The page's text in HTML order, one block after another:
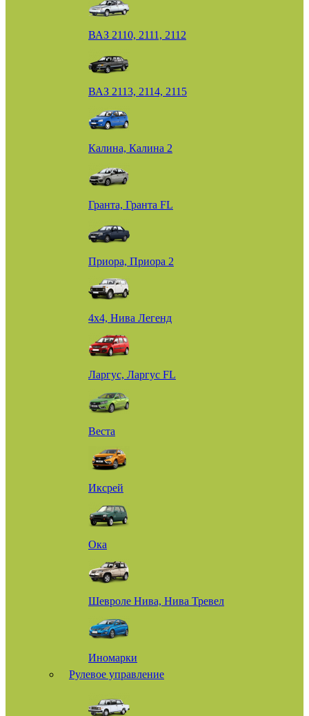
ВАЗ 2110, 2111, 2112
ВАЗ 2113, 2114, 2115
Калина, Калина 2
Гранта, Гранта FL
Приора, Приора 2
4х4, Нива Легенд
Ларгус, Ларгус FL
Веста
Иксрей
Ока
Шевроле Нива, Нива Тревел
Иномарки
Рулевое управление